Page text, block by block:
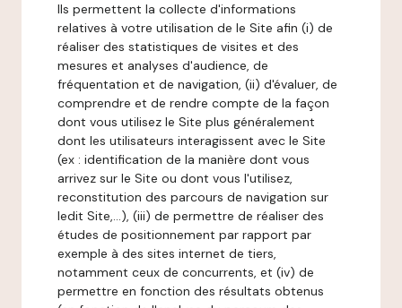
Ils permettent la collecte d'informations
relatives à votre utilisation de le Site afin (i) de
réaliser des statistiques de visites et des
mesures et analyses d'audience, de
fréquentation et de navigation, (ii) d'évaluer, de
comprendre et de rendre compte de la façon
dont vous utilisez le Site plus généralement
dont les utilisateurs interagissent avec le Site
(ex : identification de la manière dont vous
arrivez sur le Site ou dont vous l'utilisez,
reconstitution des parcours de navigation sur
ledit Site,...), (iii) de permettre de réaliser des
études de positionnement par rapport par
exemple à des sites internet de tiers,
notamment ceux de concurrents, et (iv) de
permettre en fonction des résultats obtenus